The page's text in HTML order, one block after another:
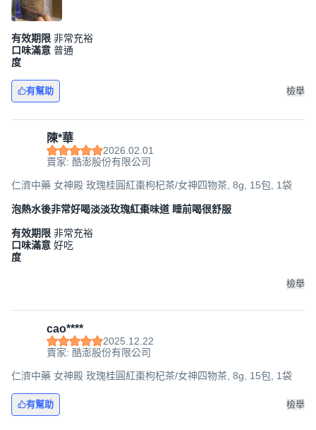
有效期限 非常充裕
口味滿意
度
普通
有幫助 檢舉
陳*華
2026.02.01
賣家: 酷澎股份有限公司
仁濟中藥 女神殿 玫瑰桂圓紅棗枸杞茶/女神四物茶, 8g, 15包, 1袋
泡熱水後非常好喝淡淡玫瑰紅棗味道 睡前喝很舒服
有效期限 非常充裕
口味滿意
度
好吃
檢舉
cao****
2025.12.22
賣家: 酷澎股份有限公司
仁濟中藥 女神殿 玫瑰桂圓紅棗枸杞茶/女神四物茶, 8g, 15包, 1袋
有幫助 檢舉